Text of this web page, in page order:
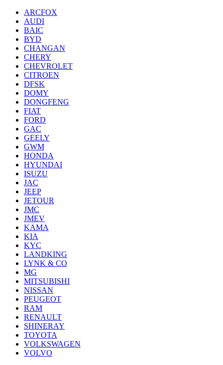
ARCFOX
AUDI
BAIC
BYD
CHANGAN
CHERY
CHEVROLET
CITROEN
DFSK
DOMY
DONGFENG
FIAT
FORD
GAC
GEELY
GWM
HONDA
HYUNDAI
ISUZU
JAC
JEEP
JETOUR
JMC
JMEV
KAMA
KIA
KYC
LANDKING
LYNK & CO
MG
MITSUBISHI
NISSAN
PEUGEOT
RAM
RENAULT
SHINERAY
TOYOTA
VOLKSWAGEN
VOLVO